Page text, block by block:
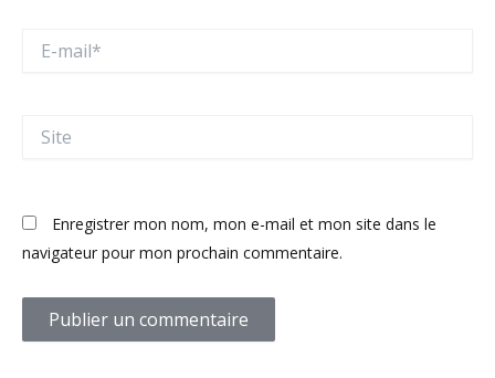
mail*
Enregistrer mon nom, mon e-mail et mon site dans le
navigateur pour mon prochain commentaire.